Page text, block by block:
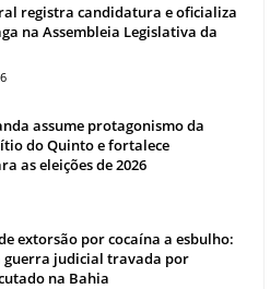
registra candidatura e oficializa
na Assembleia Legislativa da
assume protagonismo da
do Quinto e fortalece
as eleições de 2026
extorsão por cocaína a esbulho:
guerra judicial travada por
na Bahia